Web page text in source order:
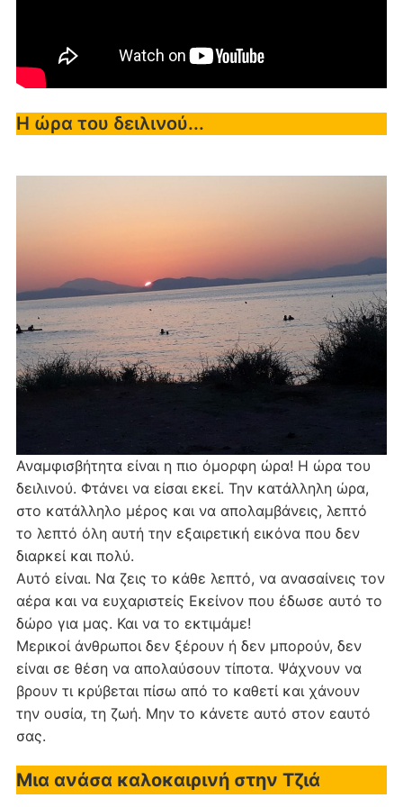
Η ώρα του δειλινού...
Αναμφισβήτητα είναι η πιο όμορφη ώρα! Η ώρα του
δειλινού. Φτάνει να είσαι εκεί. Την κατάλληλη ώρα,
στο κατάλληλο μέρος και να απολαμβάνεις, λεπτό
το λεπτό όλη αυτή την εξαιρετική εικόνα που δεν
διαρκεί και πολύ.
Αυτό είναι. Να ζεις το κάθε λεπτό, να ανασαίνεις τον
αέρα και να ευχαριστείς Εκείνον που έδωσε αυτό το
δώρο για μας. Και να το εκτιμάμε!
Μερικοί άνθρωποι δεν ξέρουν ή δεν μπορούν, δεν
είναι σε θέση να απολαύσουν τίποτα. Ψάχνουν να
βρουν τι κρύβεται πίσω από το καθετί και χάνουν
την ουσία, τη ζωή. Μην το κάνετε αυτό στον εαυτό
σας.
Μια ανάσα καλοκαιρινή στην Τζιά